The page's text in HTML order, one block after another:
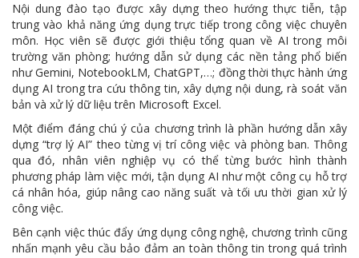
Nội dung đào tạo được xây dựng theo hướng thực tiễn, tập
trung vào khả năng ứng dụng trực tiếp trong công việc chuyên
môn. Học viên sẽ được giới thiệu tổng quan về AI trong môi
trường văn phòng; hướng dẫn sử dụng các nền tảng phổ biến
như Gemini, NotebookLM, ChatGPT,…; đồng thời thực hành ứng
dụng AI trong tra cứu thông tin, xây dựng nội dung, rà soát văn
bản và xử lý dữ liệu trên Microsoft Excel.
Một điểm đáng chú ý của chương trình là phần hướng dẫn xây
dựng “trợ lý AI” theo từng vị trí công việc và phòng ban. Thông
qua đó, nhân viên nghiệp vụ có thể từng bước hình thành
phương pháp làm việc mới, tận dụng AI như một công cụ hỗ trợ
cá nhân hóa, giúp nâng cao năng suất và tối ưu thời gian xử lý
công việc.
Bên cạnh việc thúc đẩy ứng dụng công nghệ, chương trình cũng
nhấn mạnh yêu cầu bảo đảm an toàn thông tin trong quá trình